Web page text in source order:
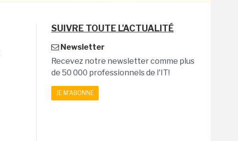
SUIVRE TOUTE L'ACTUALITÉ
Newsletter
Recevez notre newsletter comme plus
de 50 000 professionnels de l'IT!
JE M'ABONNE